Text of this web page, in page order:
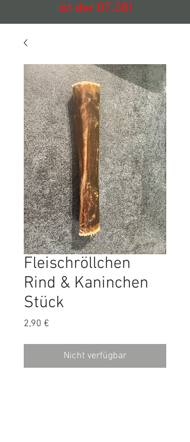
ist der 07.08!
Fleischröllchen
Rind & Kaninchen
Stück
2,90 €
Nicht verfügbar